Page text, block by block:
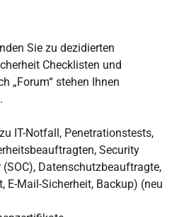
Sie zu dezidierten
Checklisten und
„Forum“ stehen Ihnen
IT-Notfall, Penetrationstests,
Security
(SOC), Datenschutzbeauftragte,
E-Mail-Sicherheit, Backup) (neu